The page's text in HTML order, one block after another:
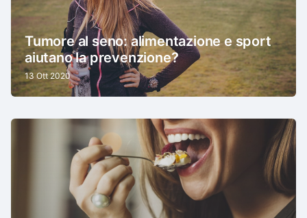
Tumore al seno: alimentazione e sport
aiutano la prevenzione?
13 Ott 2020